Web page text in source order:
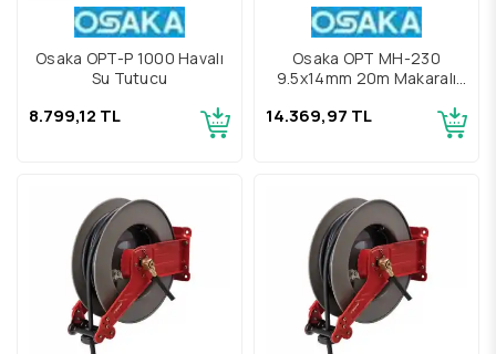
Osaka OPT-P 1000 Havalı
Su Tutucu
8.799,12 TL
Osaka OPT MH-230
9.5x14mm 20m Makaralı
14.369,97 TL